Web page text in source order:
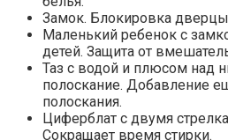
Замок. Блокировка
Маленький ребенок с
детей. Защита от
Таз с водой и плюсом над
полоскание. Добавление
полоскания.
Циферблат с двумя
Сокращает время стирки.